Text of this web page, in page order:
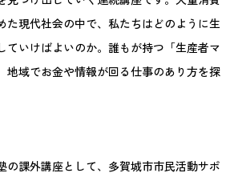
た現代社会の中で、私たちはどのように生
ていけばよいのか。誰もが持つ「生産者マ
地域でお金や情報が回る仕事のあり方を探
の課外講座として、多賀城市市民活動サポ